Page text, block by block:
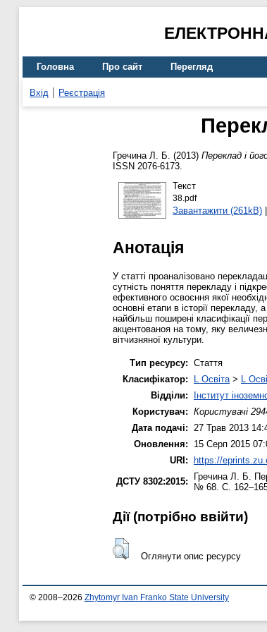
Головна Про сайт Перегляд
Вхід Реєстрація
Гречина Л. Б. (2013) Переклад і
ISSN 2076-6173.
Текст
38.pdf
Завантажити (261kB)|
Анотація
У статті проаналізовано
сутність поняття перекладу і
ефективного освоєння якої
основні етапи в історії перекладу,
найбільш поширені класифікації
акцентованоя на тому, яку
вітчизняної культури.
Тип ресурсу: Стаття
Класифікатор:
L Освіта > L
Відділи:
Інститут
Користувач: Користувачі
Дата подачі:
27 Трав 2013
Оновлення:
15 Серп 2015
URI: https://
ДСТУ 8302:2015:
Гречина Л. Б.
№ 68. С.
Дії ​​(потрібно ввійти)
Оглянути опис ресурсу
© 2008–2026 Zhytomyr Ivan Franko State University